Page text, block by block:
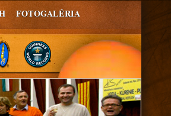
FOTOGALÉRIA